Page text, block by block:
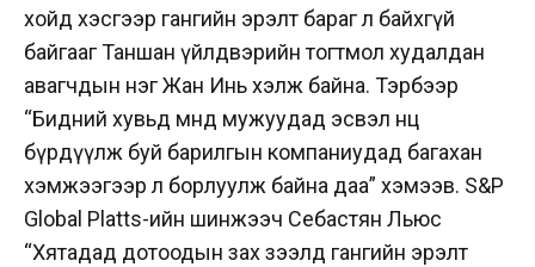
хойд хэсгээр гангийн эрэлт бараг л байхгүй
байгааг Таншан үйлдвэрийн тогтмол худалдан
авагчдын нэг Жан Инь хэлж байна. Тэрбээр
“Бидний хувьд өмнөд мужуудад эсвэл нөөц
бүрдүүлж буй барилгын компаниудад багахан
хэмжээгээр л борлуулж байна даа” хэмээв. S&P
Global Platts-ийн шинжээч Себастян Льюс
“Хятадад дотоодын зах зээлд гангийн эрэлт